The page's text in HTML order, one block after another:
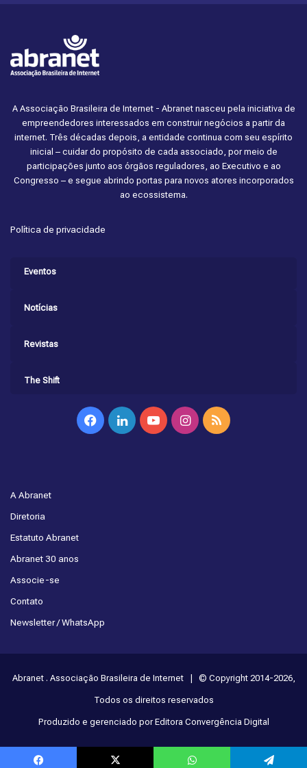
A Associação Brasileira de Internet - Abranet nasceu pela iniciativa de
empreendedores interessados em construir negócios a partir da
internet. Três décadas depois, a entidade continua com seu espírito
inicial – cuidar do propósito de cada associado, por meio de
participações junto aos órgãos reguladores, ao Executivo e ao
Congresso – e segue abrindo portas para novos atores incorporados
ao ecossistema.
Política de privacidade
Eventos
Notícias
Revistas
The Shift
FacebookLinkedinYouTubeInstagram
RSS
A Abranet
Diretoria
Estatuto Abranet
Abranet 30 anos
Associe-se
Contato
Newsletter / WhatsApp
Abranet . Associação Brasileira de Internet | © Copyright 2014-2026,
Todos os direitos reservados
Produzido e gerenciado por Editora Convergência Digital